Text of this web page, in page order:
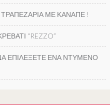
ΤΡΑΠΕΖΑΡΙΑ ΜΕ ΚΑΝΑΠΕ !
“REZZO”
ΕΠΙΛΕΞΕΤΕ ΕΝΑ ΝΤΥΜΕΝΟ